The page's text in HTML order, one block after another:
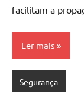
facilitam a
Ler mais
Segurança